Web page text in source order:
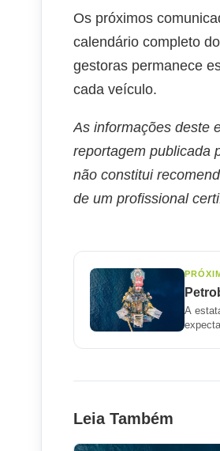
Os próximos
calendário completo
gestoras permanece
cada veículo.
As informações deste
reportagem publicada
não constitui
de um profissional
A
Leia Também